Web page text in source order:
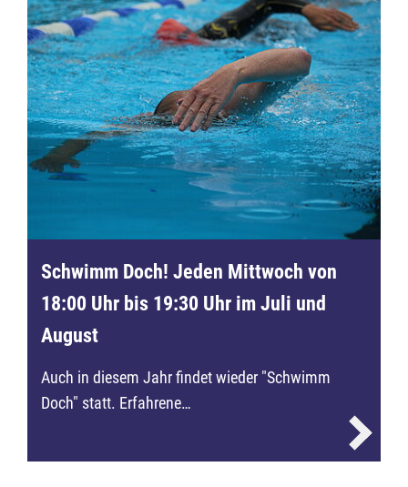
Schwimm Doch! Jeden Mittwoch von
18:00 Uhr bis 19:30 Uhr im Juli und
August
Auch in diesem Jahr findet wieder "Schwimm
Doch" statt. Erfahrene…